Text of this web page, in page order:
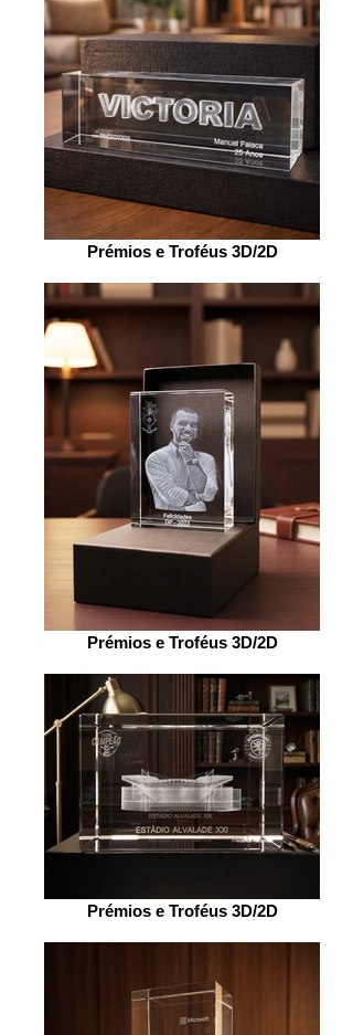
Prémios e Troféus 3D/2D
Prémios e Troféus 3D/2D
Prémios e Troféus 3D/2D